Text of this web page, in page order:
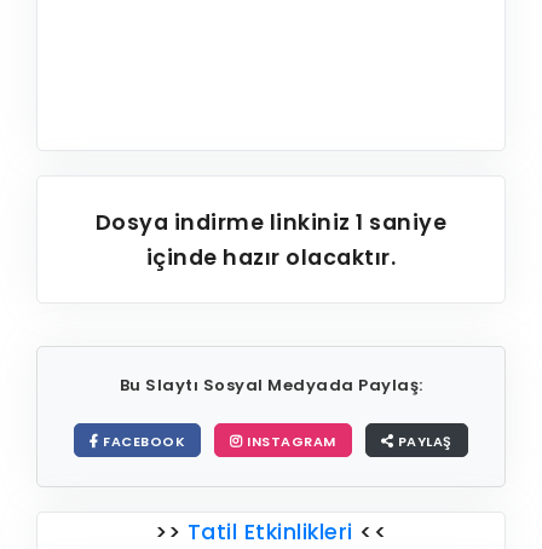
Dosya indirme linkiniz1 saniye
içinde hazır olacaktır.
Bu Slaytı Sosyal Medyada Paylaş:
FACEBOOK INSTAGRAM PAYLAŞ
>> Tatil Etkinlikleri <<